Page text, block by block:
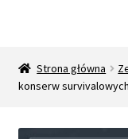
Konserwy
Zestawy
Strona główna
konserw survivalowych